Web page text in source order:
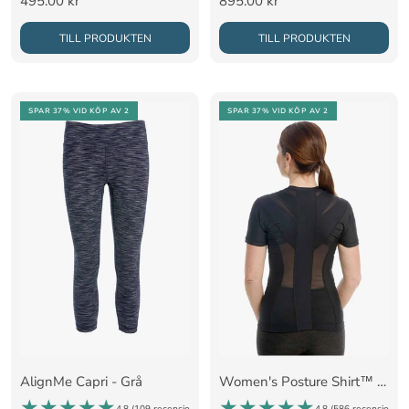
pris
TILL PRODUKTEN
pris
TILL PRODUKTEN
SPAR 37% VID KÖP AV 2
AlignMe Capri - Grå
SPAR 37% VID KÖP AV 2
Women's Posture Shirt™ - Svart